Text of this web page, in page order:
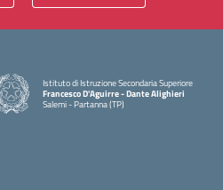
Istituto di Istruzione Secondaria Superiore
Francesco D'Aguirre - Dante Alighieri
Salemi - Partanna (TP)